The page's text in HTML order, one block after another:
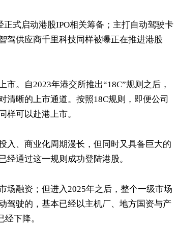
式启动港股IPO相关筹备；主打自动驾驶卡
驾供应商千里科技同样被曝正在推进港股
。自2023年港交所推出“18C”规则之后，
清晰的上市通道。按照18C规则，即便公司
样可以赴港上市。
入、商业化周期漫长，但同时又具备巨大的
通过这一规则成功登陆港股。
场融资；但进入2025年之后，整个一级市场
驾驶的，基本已经以主机厂、地方国资与产
下降。